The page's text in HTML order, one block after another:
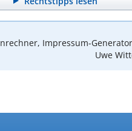
Impressum-
Uwe